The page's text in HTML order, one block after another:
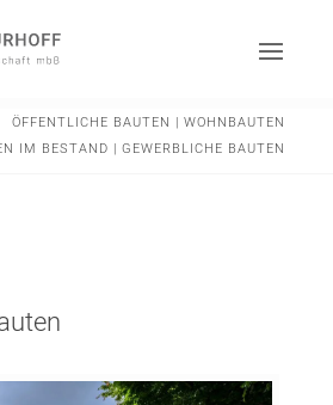
ÖFFENTLICHE BAUTEN | WOHNBAUTEN
IM BESTAND | GEWERBLICHE BAUTEN